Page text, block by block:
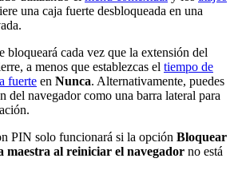
una caja fuerte desbloqueada en una
bloqueará cada vez que la extensión del
a menos que establezcas el tiempo de
fuerte en Nunca. Alternativamente, puedes
del navegador como una barra lateral para
PIN solo funcionará si la opción Bloquear
maestra al reiniciar el navegador no está